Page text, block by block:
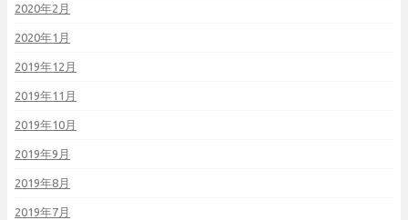
2020年2月
2020年1月
2019年12月
2019年11月
2019年10月
2019年9月
2019年8月
2019年7月